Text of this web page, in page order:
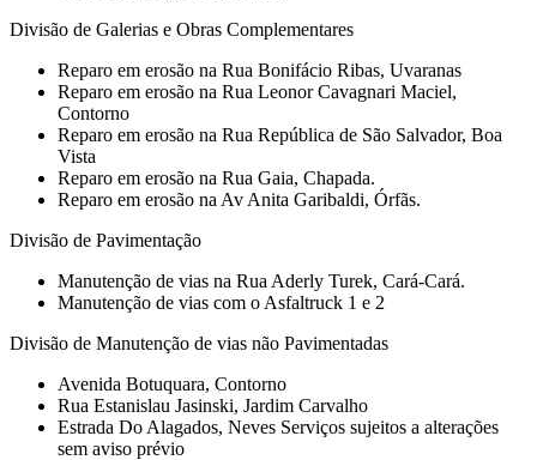
Divisão de Galerias e Obras Complementares
Reparo em erosão na Rua Bonifácio Ribas, Uvaranas
Reparo em erosão na Rua Leonor Cavagnari Maciel,
Contorno
Reparo em erosão na Rua República de São Salvador, Boa
Vista
Reparo em erosão na Rua Gaia, Chapada.
Reparo em erosão na Av Anita Garibaldi, Órfãs.
Divisão de Pavimentação
Manutenção de vias na Rua Aderly Turek, Cará-Cará.
Manutenção de vias com o Asfaltruck 1 e 2
Divisão de Manutenção de vias não Pavimentadas
Avenida Botuquara, Contorno
Rua Estanislau Jasinski, Jardim Carvalho
Estrada Do Alagados, Neves Serviços sujeitos a alterações
sem aviso prévio